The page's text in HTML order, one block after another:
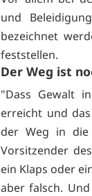
und
bezeichnet
feststellen.
Der Weg ist
"Dass Gewalt
erreicht und
der Weg in die
Vorsitzender
ein Klaps oder
aber falsch.